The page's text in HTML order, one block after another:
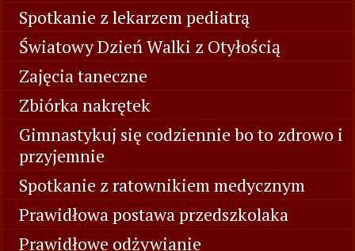
Spotkanie z lekarzem pediatrą
Światowy Dzień Walki z Otyłością
Zajęcia taneczne
Zbiórka nakrętek
Gimnastykuj się codziennie bo to zdrowo i
przyjemnie
Spotkanie z ratownikiem medycznym
Prawidłowa postawa przedszkolaka
Prawidłowe odżywianie